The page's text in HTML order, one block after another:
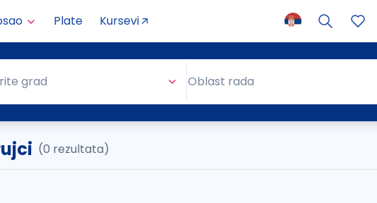
Plate Kursevi
grad Oblast rada
(0 rezultata)